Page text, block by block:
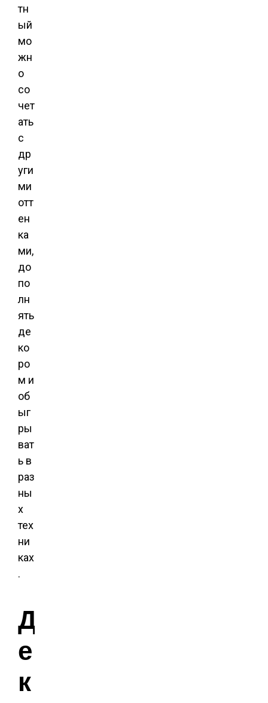
тн
ый
мо
жн
о
со
чет
ать
с
др
уги
ми
отт
ен
ка
ми,
до
по
лн
ять
де
ко
ро
м и
об
ыг
ры
ват
ь в
раз
ны
х
тех
ни
ках
.
Д
е
к